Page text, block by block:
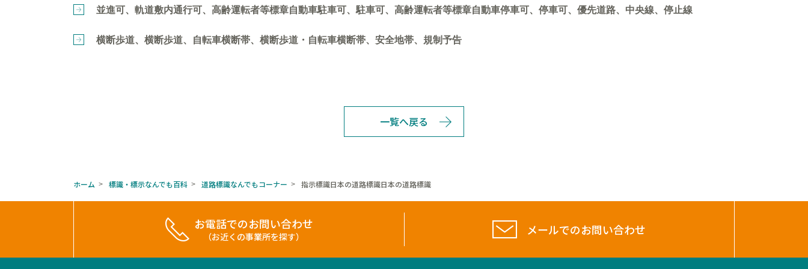
並進可、軌道敷内通行可、高齢運転者等標章自動車駐車可、駐車可、高齢運転者等標章自動車停車可、停車可、優先道路、中央線、停止線
横断歩道、横断歩道、自転車横断帯、横断歩道・自転車横断帯、安全地帯、規制予告
一覧へ戻る
ホーム > 標識・標示なんでも百科 > 道路標識なんでもコーナー > 指示標識日本の道路標識日本の道路標識
お電話でのお問い合わせ
（お近くの事業所を探す） メールでのお問い合わせ